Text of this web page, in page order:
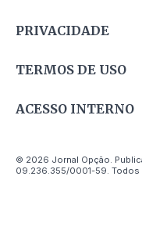
PRIVACIDADE
TERMOS DE USO
ACESSO INTERNO
© 2026 Jornal Opção.
09.236.355/0001-59.